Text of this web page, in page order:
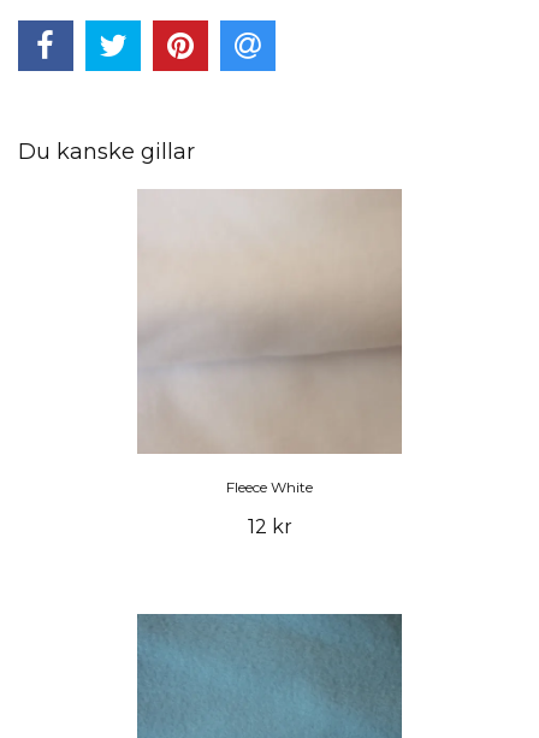
Du kanske gillar
Fleece White
12 kr